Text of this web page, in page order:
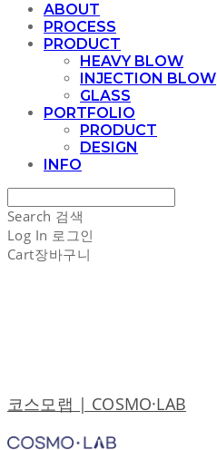
ABOUT
PROCESS
PRODUCT
HEAVY BLOW
INJECTION BLOW
GLASS
PORTFOLIO
PRODUCT
DESIGN
INFO
Search 검색
Log In 로그인
Cart장바구니
코스모랩 | COSMO·LAB